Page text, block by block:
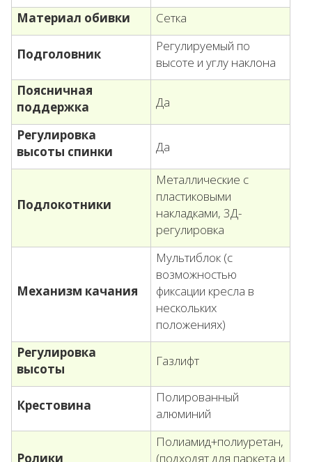
Материал обивки
Сетка
Подголовник
Регулируемый по
высоте и углу наклона
Поясничная
поддержка
Да
Регулировка
высоты спинки
Да
Подлокотники
Металлические с
пластиковыми
накладками, 3Д-
регулировка
Механизм качания
Мультиблок (с
возможностью
фиксации кресла в
нескольких
положениях)
Регулировка
высоты
Газлифт
Крестовина
Полированный
алюминий
Ролики
Полиамид+полиуретан,
(подходят для паркета и